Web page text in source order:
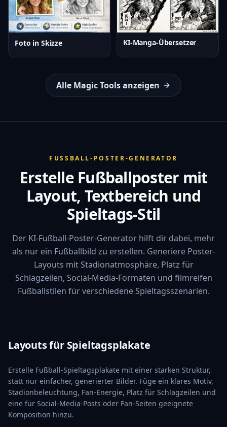
Foto in Skizze KI-Manga-Übersetzer
Alle Magic Tools anzeigen
FUSSBALL-POSTER-GENERATOR
Erstelle Fußballposter mit
Layout, Textbereich und
Spieltags-Stil
Der KI-Fußball-Poster-Generator hilft dir dabei, mehr
als nur ein Fußballbild zu erstellen. Generiere Poster-
Layouts mit Stadionatmosphäre, Platz für
Schlagzeilen, Social-Media-Formaten und filmreifen
Fußballstilen für verschiedene Spieltagsszenarien.
Layouts für Spieltagsplakate
Erstelle Fußball-Spieltagsplakate mit einer starken Struktur,
statt nur einfacher, generierter Bilder. Füge ein klares Motiv,
Stadionbeleuchtung, Fan-Energie, Platz für Schlagzeilen und
eine für Social-Media-Posts oder Fan-Seiten geeignete
Komposition hinzu.